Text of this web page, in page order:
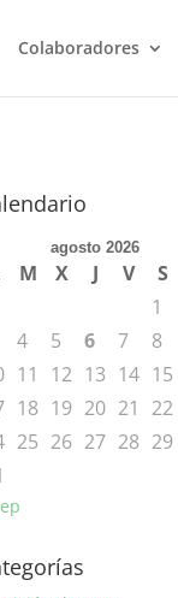
Colaboradores
agosto 2026
M X J V S
1
4 5 6 7 8
11 12 13 14 15
18 19 20 21 22
25 26 27 28 29